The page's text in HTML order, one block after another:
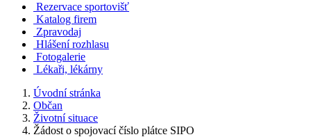
Rezervace sportovišť
Katalog firem
Zpravodaj
Hlášení rozhlasu
Fotogalerie
Lékaři, lékárny
Úvodní stránka
Občan
Životní situace
Žádost o spojovací číslo plátce SIPO